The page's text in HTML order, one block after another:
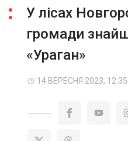
У лісах
громади
«Ураган»
14 ВЕРЕСНЯ 2023, 12:35